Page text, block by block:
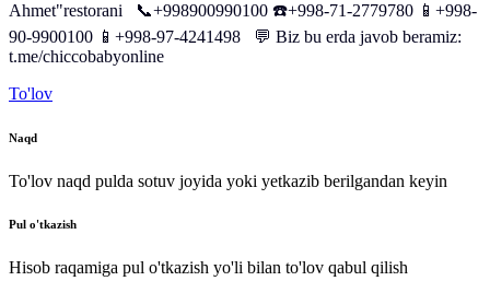
Ahmet"restorani 📞+998900990100 ☎️+998-71-2779780 📱+998-
90-9900100 📱+998-97-4241498 💬 Biz bu erda javob beramiz:
t.me/chiccobabyonline
To'lov
Naqd
To'lov naqd pulda sotuv joyida yoki yetkazib berilgandan keyin
Pul o'tkazish
Hisob raqamiga pul o'tkazish yo'li bilan to'lov qabul qilish